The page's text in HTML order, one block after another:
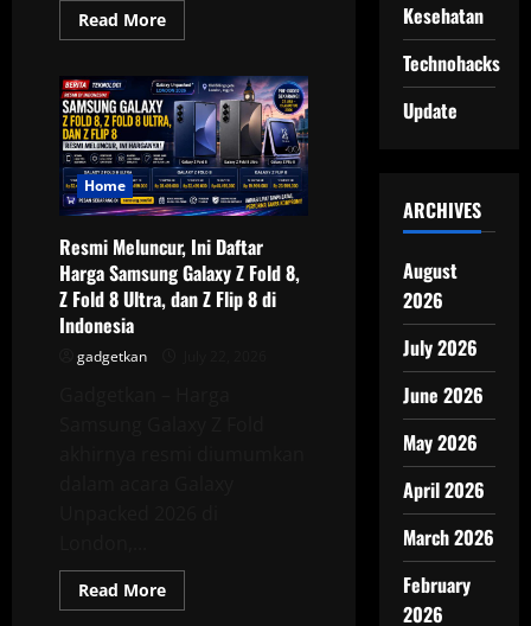
Read MoreRead
more
Tecno
Megabook
K14S
Resmi
di
Indonesia,
Tawarkan
Performa
Tinggi
dalam
Bodi
Ringan
Home
Resmi Meluncur, Ini Daftar
Harga Samsung Galaxy Z Fold 8,
Z Fold 8 Ultra, dan Z Flip 8 di
Indonesia
gadgetkan
Read MoreRead
more
Kesehatan
Technohacks
Update
ARCHIVES
August
2026
July 2026
June 2026
May 2026
April 2026
March 2026
February
2026